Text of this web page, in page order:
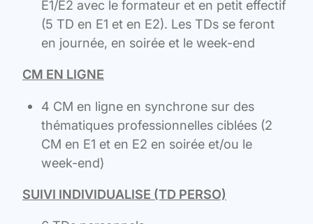
E1/E2 avec le formateur et en petit effectif
(5 TD en E1 et en E2). Les TDs se feront
en journée, en soirée et le week-end
CM EN LIGNE
4 CM en ligne en synchrone sur des
thématiques professionnelles ciblées (2
CM en E1 et en E2 en soirée et/ou le
week-end)
SUIVI INDIVIDUALISE (TD PERSO)